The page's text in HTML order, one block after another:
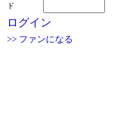
ド
ログイン
>> ファンになる